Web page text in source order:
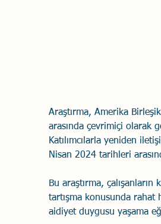
Araştırma, Amerika
arasında çevrimiçi olarak
Katılımcılarla yeniden
Nisan 2024 tarihleri
Bu araştırma,
tartışma konusunda
aidiyet duygusu yaşama